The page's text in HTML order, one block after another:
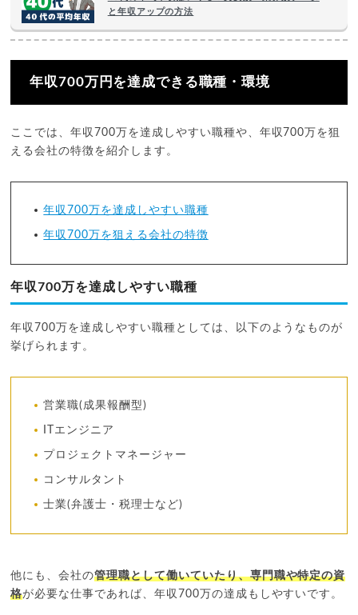
と年収アップの方法
年収700万円を達成できる職種・環境
ここでは、年収700万を達成しやすい職種や、年収700万を狙
える会社の特徴を紹介します。
年収700万を達成しやすい職種
年収700万を狙える会社の特徴
年収700万を達成しやすい職種
年収700万を達成しやすい職種としては、以下のようなものが
挙げられます。
営業職(成果報酬型)
ITエンジニア
プロジェクトマネージャー
コンサルタント
士業(弁護士・税理士など)
他にも、会社の管理職として働いていたり、専門職や特定の資
格が必要な仕事であれば、年収700万の達成もしやすいです。